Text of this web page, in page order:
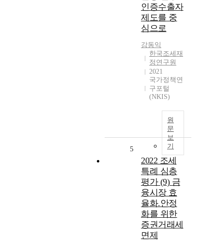
인증수출자
제도를 중
심으로
강동익
한국조세재
정연구원
2021
국가정책연
구포털
(NKIS)
원
문
보
기
5
2022 조세
특례 심층
평가 (9) 금
융시장 효
율화.안정
화를 위한
증권거래세
면제